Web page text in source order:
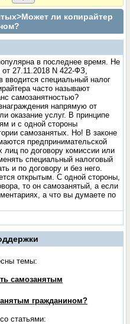
>Может ли копирайтер
в последнее время. Не
27.11.2018 N 422-ФЗ,
вводится специальный налог
часто называют
самозанятностью?
напрямую от
оказание услуг. В принципе
и с одной стороны
самозанятых. Но! В законе
предпринимательской
лиц по договору комиссии или
специальный налоговый
и по договору и без него.
открытым. С одной стороны,
то он самозанятый, а если
а что вы думаете по
темы:
самозанятым
гражданином?
статьями: